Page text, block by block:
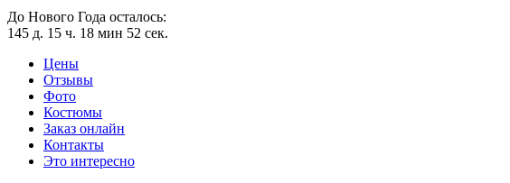
До Нового Года осталось:
145 д. 15 ч. 18 мин 51 сек.
Цены
Отзывы
Фото
Костюмы
Заказ онлайн
Контакты
Это интересно